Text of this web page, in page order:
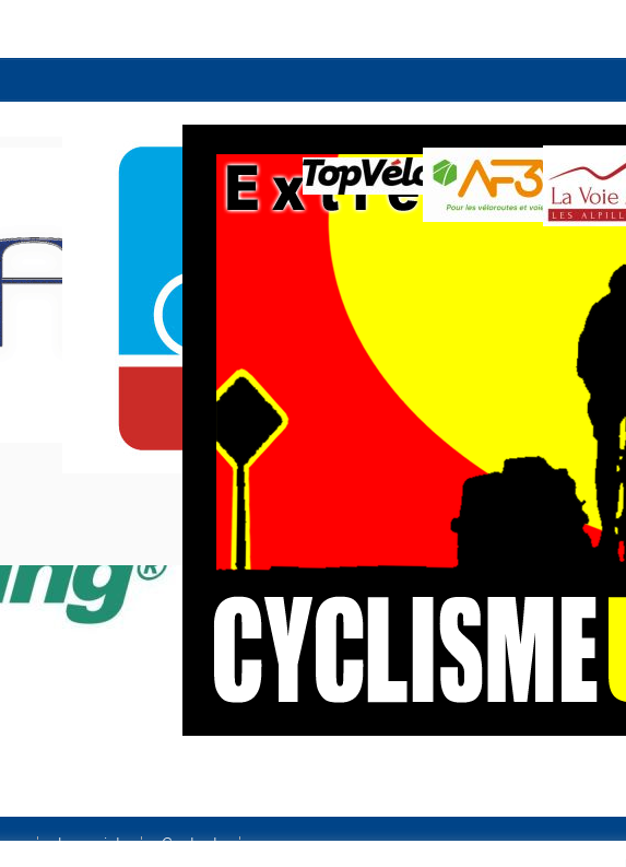
Le projet Contact